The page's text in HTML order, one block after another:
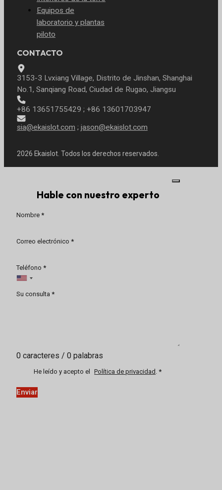
Equipos de
laboratorio y plantas
piloto
CONTACTO
3153-3 Lvxiang Village, Distrito de Jinshan, Shanghai
No.1, Sanqiang Road, Ciudad de Rugao, Jiangsu
+86 13651755429 ; +86 13601703947
sia@ekaislot.com ; jason@ekaislot.com
2026 Ekaislot. Todos los derechos reservados.
Hable con nuestro experto
Sección
Nombre *
Correo electrónico *
Teléfono *
Su consulta *
0 caracteres / 0 palabras
He leído y acepto el Política de privacidad *
Enviar